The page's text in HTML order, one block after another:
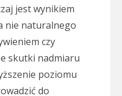
jest wynikiem
nie naturalnego
czy
skutki nadmiaru
poziomu
do